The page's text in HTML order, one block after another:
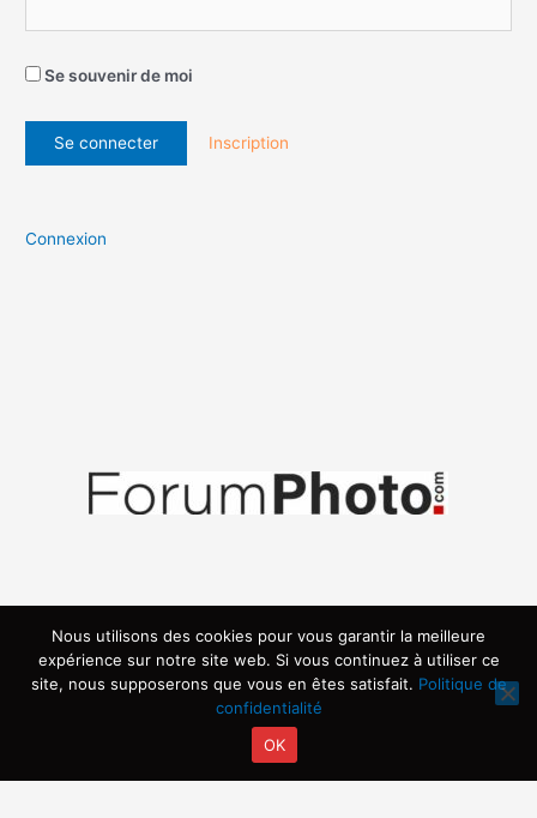
Se souvenir de moi
Inscription
Connexion
Copyright © 2026 | Propulsé par ARVIA
Nous utilisons des cookies pour vous garantir la meilleure
expérience sur notre site web. Si vous continuez à utiliser ce
site, nous supposerons que vous en êtes satisfait. Politique de
confidentialité
OK